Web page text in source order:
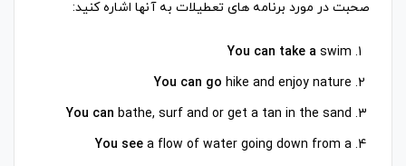
صحبت در مورد برنامه های تعطیلات به آنها اشاره کنید:
You can take a swim
You can go hike and enjoy nature
You can bathe, surf and or get a tan in the sand
You see a flow of water going down from a